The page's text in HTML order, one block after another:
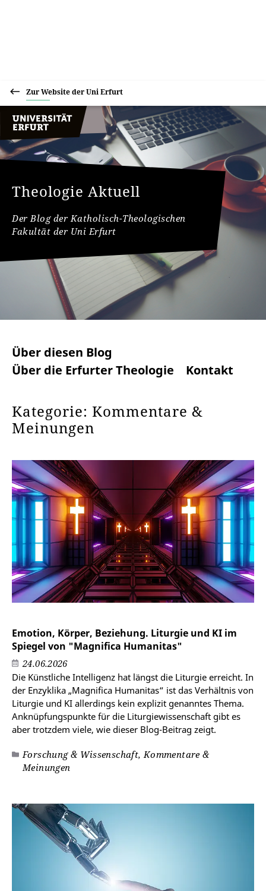
Zur Website der Uni Erfurt
Theologie Aktuell
Der Blog der Katholisch-Theologischen
Fakultät der Uni Erfurt
Über diesen Blog
Über die Erfurter Theologie
Kontakt
Kategorie: Kommentare &
Meinungen
Emotion, Körper, Beziehung. Liturgie und KI im
Spiegel von "Magnifica Humanitas"
24.06.2026
Die Künstliche Intelligenz hat längst die Liturgie erreicht. In
der Enzyklika „Magnifica Humanitas“ ist das Verhältnis von
Liturgie und KI allerdings kein explizit genanntes Thema.
Anknüpfungspunkte für die Liturgiewissenschaft gibt es
aber trotzdem viele, wie dieser Blog-Beitrag zeigt.
Forschung & Wissenschaft, Kommentare &
Meinungen